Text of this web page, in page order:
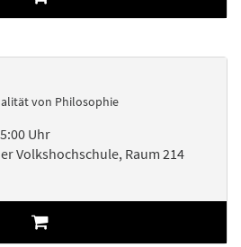
von Philosophie
Uhr
Volkshochschule, Raum 214